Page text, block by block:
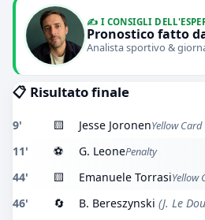
✍️ I CONSIGLI
Pronostico fatto
Analista sportivo &
📋 Risultato finale
9' 🟨 Jesse JoronenYellow Card
11' ⚽ G. LeonePenalty
44' 🟨 Emanuele TorrasiYellow
46' 🔄 B. Bereszynski (J. Le